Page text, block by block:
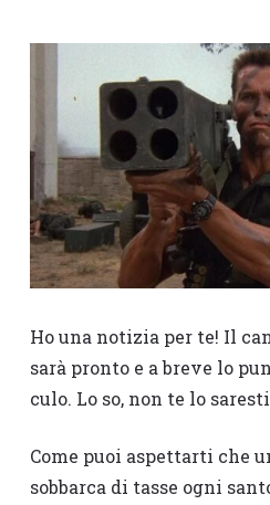
Ho una notizia per te! Il
sarà pronto e a breve lo
culo. Lo so, non te lo
Come puoi aspettarti che
sobbarca di tasse ogni